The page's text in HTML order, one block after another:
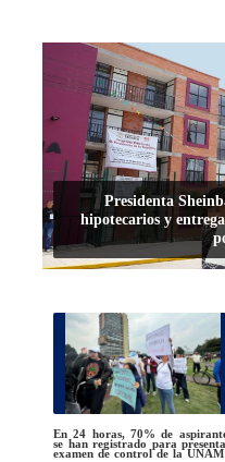
Presidenta
hipotecarios y
En 24 horas, 70% de
se han registrado para
examen de control de la UNAM